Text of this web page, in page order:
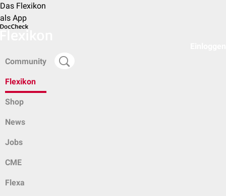
Das Flexikon
als App
Community
Flexikon
Shop
News
Jobs
CME
Flexa